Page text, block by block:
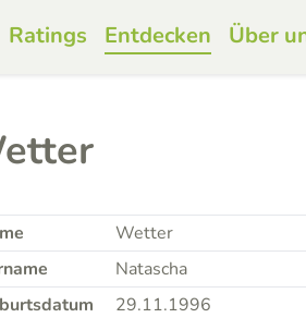
Ratings Entdecken Über
Wetter
Natascha
29.11.1996